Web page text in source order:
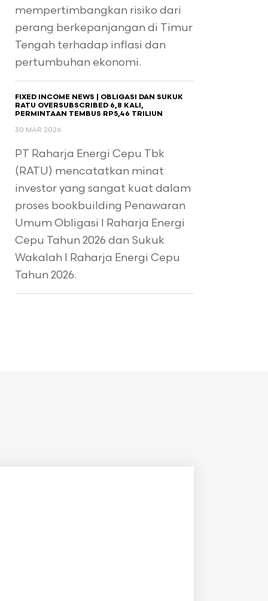
mempertimbangkan risiko dari
perang berkepanjangan di Timur
Tengah terhadap inflasi dan
pertumbuhan ekonomi.
FIXED INCOME NEWS | OBLIGASI DAN SUKUK
RATU OVERSUBSCRIBED 6,8 KALI,
PERMINTAAN TEMBUS RP5,46 TRILIUN
30 MAR 2026
PT Raharja Energi Cepu Tbk
(RATU) mencatatkan minat
investor yang sangat kuat dalam
proses bookbuilding Penawaran
Umum Obligasi I Raharja Energi
Cepu Tahun 2026 dan Sukuk
Wakalah I Raharja Energi Cepu
Tahun 2026.